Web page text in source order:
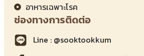
อาหารเฉพาะโรค
ช่องทางการติดต่อ
Line : @sooktookkum